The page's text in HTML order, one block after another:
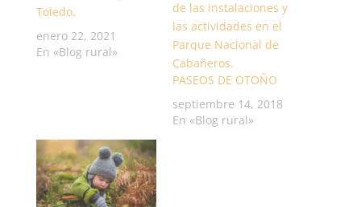
Toledo.
enero 22, 2021
En «Blog rural»
PASEOS DE OTOÑO
septiembre 14, 2018
En «Blog rural»